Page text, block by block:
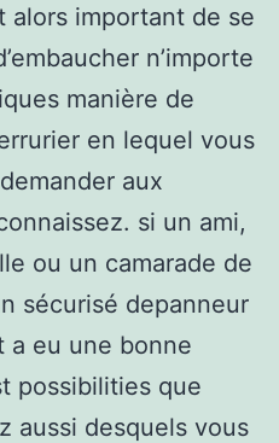
alors important de se
n’importe
manière de
en lequel vous
aux
si un ami,
ou un camarade de
sécurisé depanneur
a eu une bonne
possibilities que
aussi desquels vous